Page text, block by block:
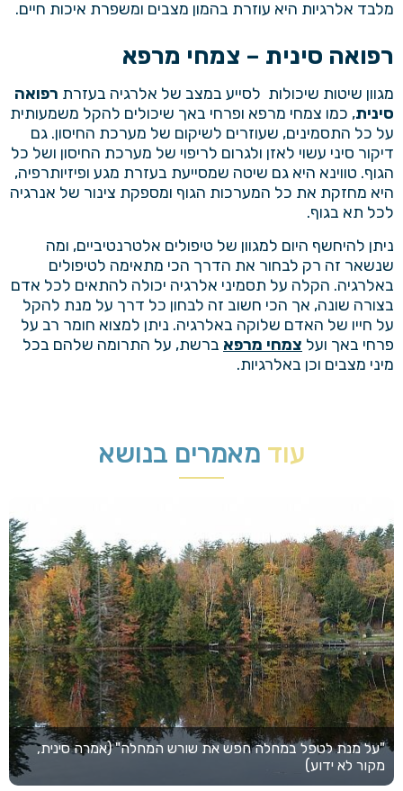
מלבד אלרגיות היא עוזרת בהמון מצבים ומשפרת איכות חיים.
רפואה סינית – צמחי מרפא
מגוון שיטות שיכולות לסייע במצב של אלרגיה בעזרת רפואה
סינית, כמו צמחי מרפא ופרחי באך שיכולים להקל משמעותית
על כל התסמינים, שעוזרים לשיקום של מערכת החיסון. גם
דיקור סיני עשוי לאזן ולגרום לריפוי של מערכת החיסון ושל כל
הגוף. טווינא היא גם שיטה שמסייעת בעזרת מגע ופיזיותרפיה,
היא מחזקת את כל המערכות הגוף ומספקת צינור של אנרגיה
לכל תא בגוף.
ניתן להיחשף היום למגוון של טיפולים אלטרנטיביים, ומה
שנשאר זה רק לבחור את הדרך הכי מתאימה לטיפולים
באלרגיה. הקלה על תסמיני אלרגיה יכולה להתאים לכל אדם
בצורה שונה, אך הכי חשוב זה לבחון כל דרך על מנת להקל
על חייו של האדם שלוקה באלרגיה. ניתן למצוא חומר רב על
פרחי באך ועל צמחי מרפא ברשת, על התרומה שלהם בכל
מיני מצבים וכן באלרגיות.
עוד מאמרים בנושא
"על מנת לטפל במחלה חפש את שורש המחלה" (אמרה סינית,
מקור לא ידוע)